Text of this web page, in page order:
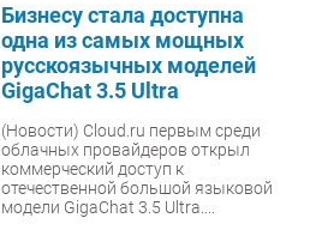
Бизнесу стала доступна
одна из самых мощных
русскоязычных моделей
GigaChat 3.5 Ultra
(Новости) Cloud.ru первым среди
облачных провайдеров открыл
коммерческий доступ к
отечественной большой языковой
модели GigaChat 3.5 Ultra....